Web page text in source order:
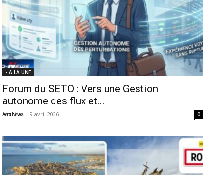
- A LA UNE
Forum du SETO : Vers une Gestion
autonome des flux et...
Aero News - 9 avril 2026 0